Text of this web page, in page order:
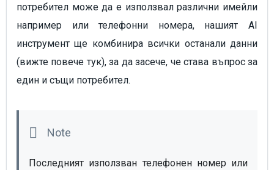
потребител може да е използвал различни имейли
например или телефонни номера, нашият AI
инструмент ще комбинира всички останали данни
(вижте повече тук), за да засече, че става въпрос за
един и същи потребител.
Последният използван телефонен номер или